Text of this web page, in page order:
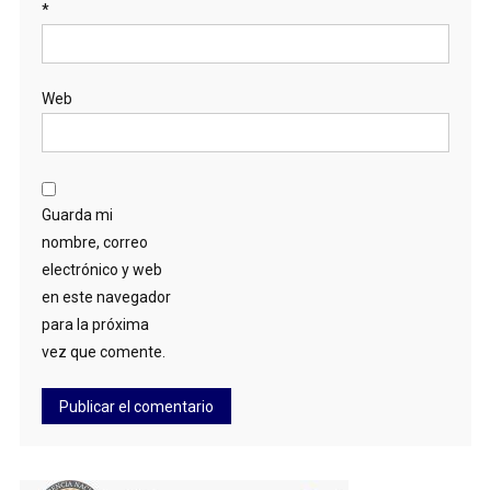
*
Web
Guarda mi
nombre, correo
electrónico y web
en este navegador
para la próxima
vez que comente.